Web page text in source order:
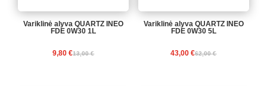
Variklinė alyva QUARTZ INEO
FDE 0W30 1L
13,00€
Original
9,80€Current
Variklinė alyva QUARTZ INEO
FDE 0W30 5L
62,00€
Original
43,00€Current